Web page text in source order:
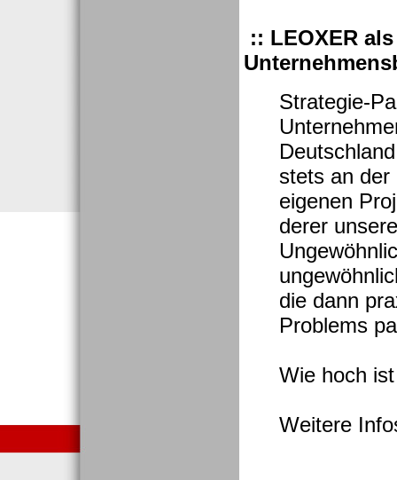
:: LEOXER
Strategie-
stets an der
eigenen
derer
die dann
Problems
Wie hoch
Weitere